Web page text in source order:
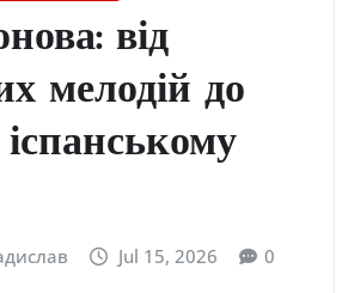
від
мелодій до
Jul 15, 2026 0